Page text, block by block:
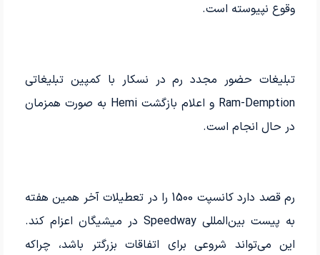
وقوع نپیوسته است.
تبلیغات حضور مجدد رم در نسکار با کمپین تبلیغاتی
Ram-Demption و اعلام بازگشت Hemi به صورت همزمان
در حال انجام است.
رم قصد دارد کانسپت 1500 را در تعطیلات آخر همین هفته
به پیست بین‌المللی Speedway در میشیگان اعزام کند.
این می‌تواند شروعی برای اتفاقات بزرگتر باشد، چراکه